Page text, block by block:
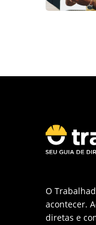
O
acontecer.
diretas e